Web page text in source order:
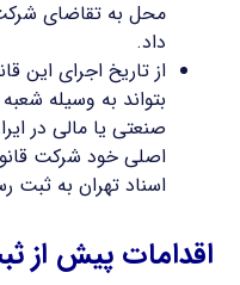
محل به تقاضای
داد.
از تاریخ اجرای این
بتواند به وسیله شعبه
صنعتی یا مالی در
اصلی خود شرکت
اسناد تهران به ثبت
اقدامات پیش از